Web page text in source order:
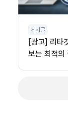
게시글
[광고] 리타
보는 최적의